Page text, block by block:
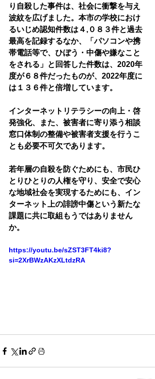
り自殺した事件は、社会に衝撃を与え
波紋を広げました。本市の学校におけ
るいじめ認知件数は４,０８３件と過去
最高を記録するなか、「パソコンや携
帯電話等で、ひぼう・中傷や嫌なこと
をされる」と回答した件数は、2020年
度が６８件だったものが、2022年度に
は１３６件と倍増しています。
インターネットリテラシーの向上・啓
発強化、また、被害者に寄り添う相談
窓口体制の整備や被害者支援を行うこ
とも必要不可欠であります。
若年層の自殺を防ぐためにも、市民ひ
とりひとりの人権を守り、安全で安心
な地域社会を実現するためにも、イン
ターネット上の誹謗中傷という新たな
課題に共に取組もうではありません
か。
https://youtu.be/sZST3FT4ki8?
si=2XrBWzAKzXLtdzRA